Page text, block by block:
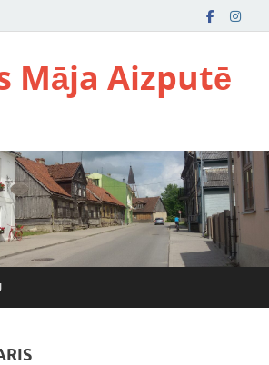
Māja Aizputē